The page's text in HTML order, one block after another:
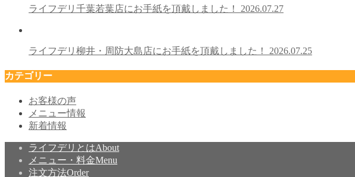
ライフデリ千葉若葉店にお手紙を頂戴しました！ 2026.07.27
ライフデリ柳井・周防大島店にお手紙を頂戴しました！ 2026.07.25
カテゴリー
お客様の声
メニュー情報
新着情報
ライフデリとはAbout
メニュー・料金Menu
注文方法Order